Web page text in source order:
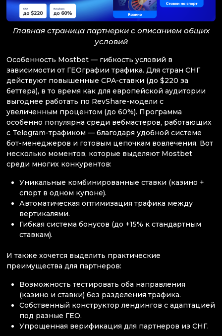
Главная страница партнерки с описанием общих
условий
Особенность Mostbet — гибкость условий в
зависимости от ГЕОграфии трафика. Для стран СНГ
действуют повышенные CPA-ставки (до $220 за
беттера), в то время как для европейской аудитории
выгоднее работать по RevShare-модели с
увеличенным процентом (до 60%). Программа
особенно популярна среди вебмастеров, работающих
с Telegram-трафиком — благодаря удобной системе
бот-менеджеров и готовым цепочкам вовлечения. Вот
несколько моментов, которые выделяют Mostbet
среди многих конкурентов:
Уникальные комбинированные ставки (казино +
спорт в одном купоне).
Автоматическая оптимизация трафика между
вертикалями.
Гибкая система бонусов (до +15% к стандартным
ставкам).
И также хочется выделить практические
преимущества для партнеров:
Возможность тестировать оба направления
(казино и ставки) без разделения трафика.
Собственный конструктор лендингов с адаптацией
под разные ГЕО.
Упрощенная верификация для партнеров из СНГ.